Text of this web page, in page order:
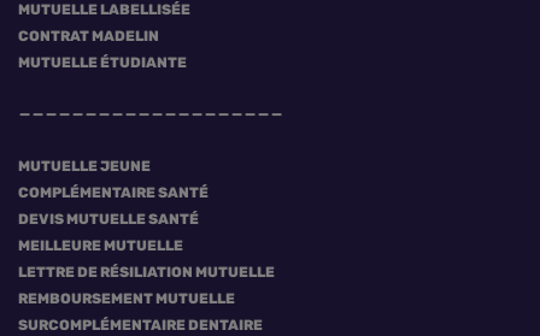
MUTUELLE LABELLISÉE
CONTRAT MADELIN
MUTUELLE ÉTUDIANTE
MUTUELLE JEUNE
COMPLÉMENTAIRE SANTÉ
DEVIS MUTUELLE SANTÉ
MEILLEURE MUTUELLE
LETTRE DE RÉSILIATION MUTUELLE
REMBOURSEMENT MUTUELLE
SURCOMPLÉMENTAIRE DENTAIRE